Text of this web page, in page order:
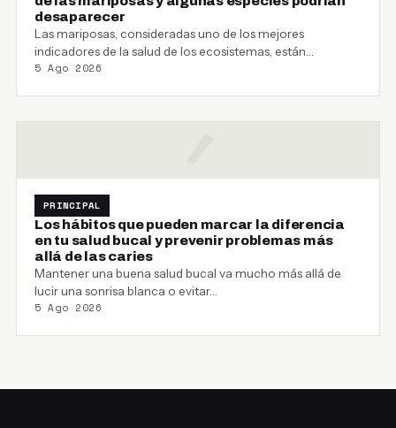
desaparecer
Las mariposas, consideradas uno de los mejores
indicadores de la salud de los ecosistemas, están
cambiando…
5 Ago 2026
PRINCIPAL
Los hábitos que pueden marcar la diferencia
en tu salud bucal y prevenir problemas más
allá de las caries
Mantener una buena salud bucal va mucho más allá de
lucir una sonrisa blanca o evitar…
5 Ago 2026